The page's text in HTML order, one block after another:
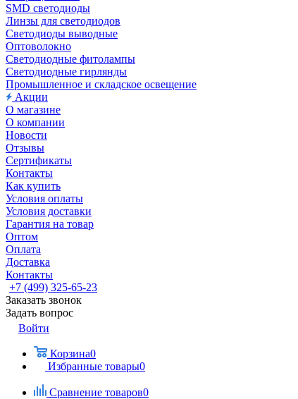
SMD светодиоды
Линзы для светодиодов
Светодиоды выводные
Оптоволокно
Светодиодные фитолампы
Светодиодные гирлянды
Промышленное и складское освещение
Акции
О магазине
О компании
Новости
Отзывы
Сертификаты
Контакты
Как купить
Условия оплаты
Условия доставки
Гарантия на товар
Оптом
Оплата
Доставка
Контакты
+7 (499) 325-65-23
Заказать звонок
Задать вопрос
Войти
Корзина0
Избранные товары0
Сравнение товаров0